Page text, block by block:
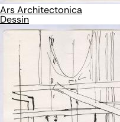
Ars Architectonica
Dessin